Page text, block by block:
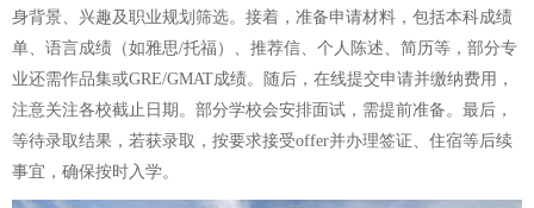
身背景、兴趣及职业规划筛选。接着，准备申请材料，包括本科成绩
单、语言成绩（如雅思/托福）、推荐信、个人陈述、简历等，部分专
业还需作品集或GRE/GMAT成绩。随后，在线提交申请并缴纳费用，
注意关注各校截止日期。部分学校会安排面试，需提前准备。最后，
等待录取结果，若获录取，按要求接受offer并办理签证、住宿等后续
事宜，确保按时入学。